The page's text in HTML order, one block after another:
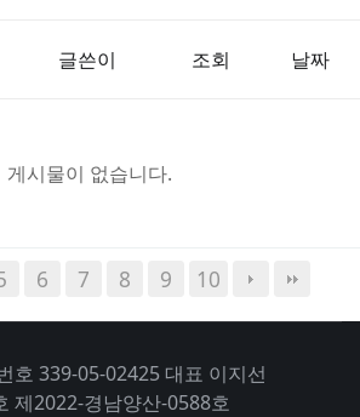
글쓴이 조회 날짜
게시물이 없습니다.
6 7 8 9 10
호 339-05-02425 대표 이지선
제2022-경남양산-0588호